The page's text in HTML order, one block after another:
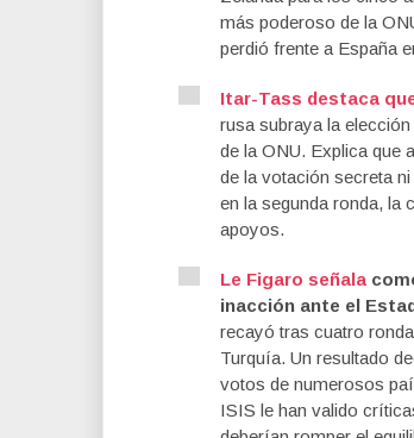
más poderoso de la
perdió frente a España
Itar-Tass destaca
rusa subraya la
de la ONU. Explica que
de la votación secreta
en la segunda ronda, la
apoyos.
Le Figaro señala
inacción ante el
recayó tras cuatro
Turquía. Un resultado
votos de numerosos
ISIS le han valido